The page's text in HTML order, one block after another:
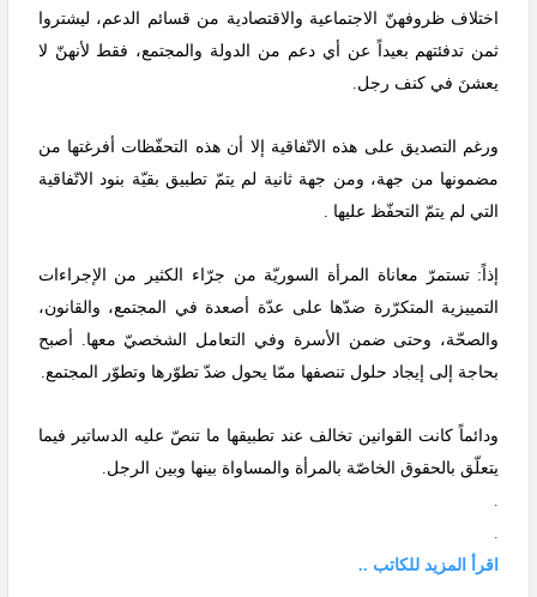
اختلاف ظروفهنّ الاجتماعية والاقتصادية من قسائم الدعم، ليشتروا
ثمن تدفئتهم بعيداً عن أي دعم من الدولة والمجتمع، فقط لأنهنّ لا
يعشنَ في كنف رجل.
ورغم التصديق على هذه الاتّفاقية إلا أن هذه التحفّظات أفرغتها من
مضمونها من جهة، ومن جهة ثانية لم يتمّ تطبيق بقيّة بنود الاتّفاقية
التي لم يتمّ التحفّظ عليها .
إذاً: تستمرّ معاناة المرأة السوريّة من جرّاء الكثير من الإجراءات
التمييزية المتكرّرة ضدّها على عدّة أصعدة في المجتمع، والقانون،
والصحّة، وحتى ضمن الأسرة وفي التعامل الشخصيّ معها. أصبح
بحاجة إلى إيجاد حلول تنصفها ممّا يحول ضدّ تطوّرها وتطوّر المجتمع.
ودائماً كانت القوانين تخالف عند تطبيقها ما تنصّ عليه الدساتير فيما
يتعلّق بالحقوق الخاصّة بالمرأة والمساواة بينها وبين الرجل.
.
.
اقرأ المزيد للكاتب ..